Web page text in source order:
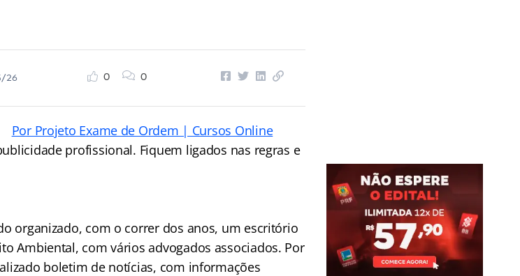
26
0 0
Por Projeto Exame de Ordem | Cursos Online
profissional. Fiquem ligados nas regras e
organizado, com o correr dos anos, um escritório
Ambiental, com vários advogados associados. Por
boletim de notícias, com informações